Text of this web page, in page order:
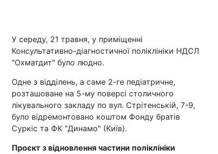
У середу, 21 травня, у приміщенні
Консультативно-діагностичної поліклініки НДСЛ
"Охматдит" було людно.
Одне з відділень, а саме 2-ге педіатричне,
розташоване на 5-му поверсі столичного
лікувального закладу по вул. Стрітенській, 7-9,
було відремонтовано коштом Фонду братів
Суркіс та ФК "Динамо" (Київ).
Проєкт з відновлення частини поліклініки